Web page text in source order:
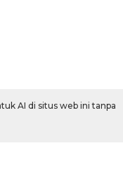
AI di situs web ini tanpa